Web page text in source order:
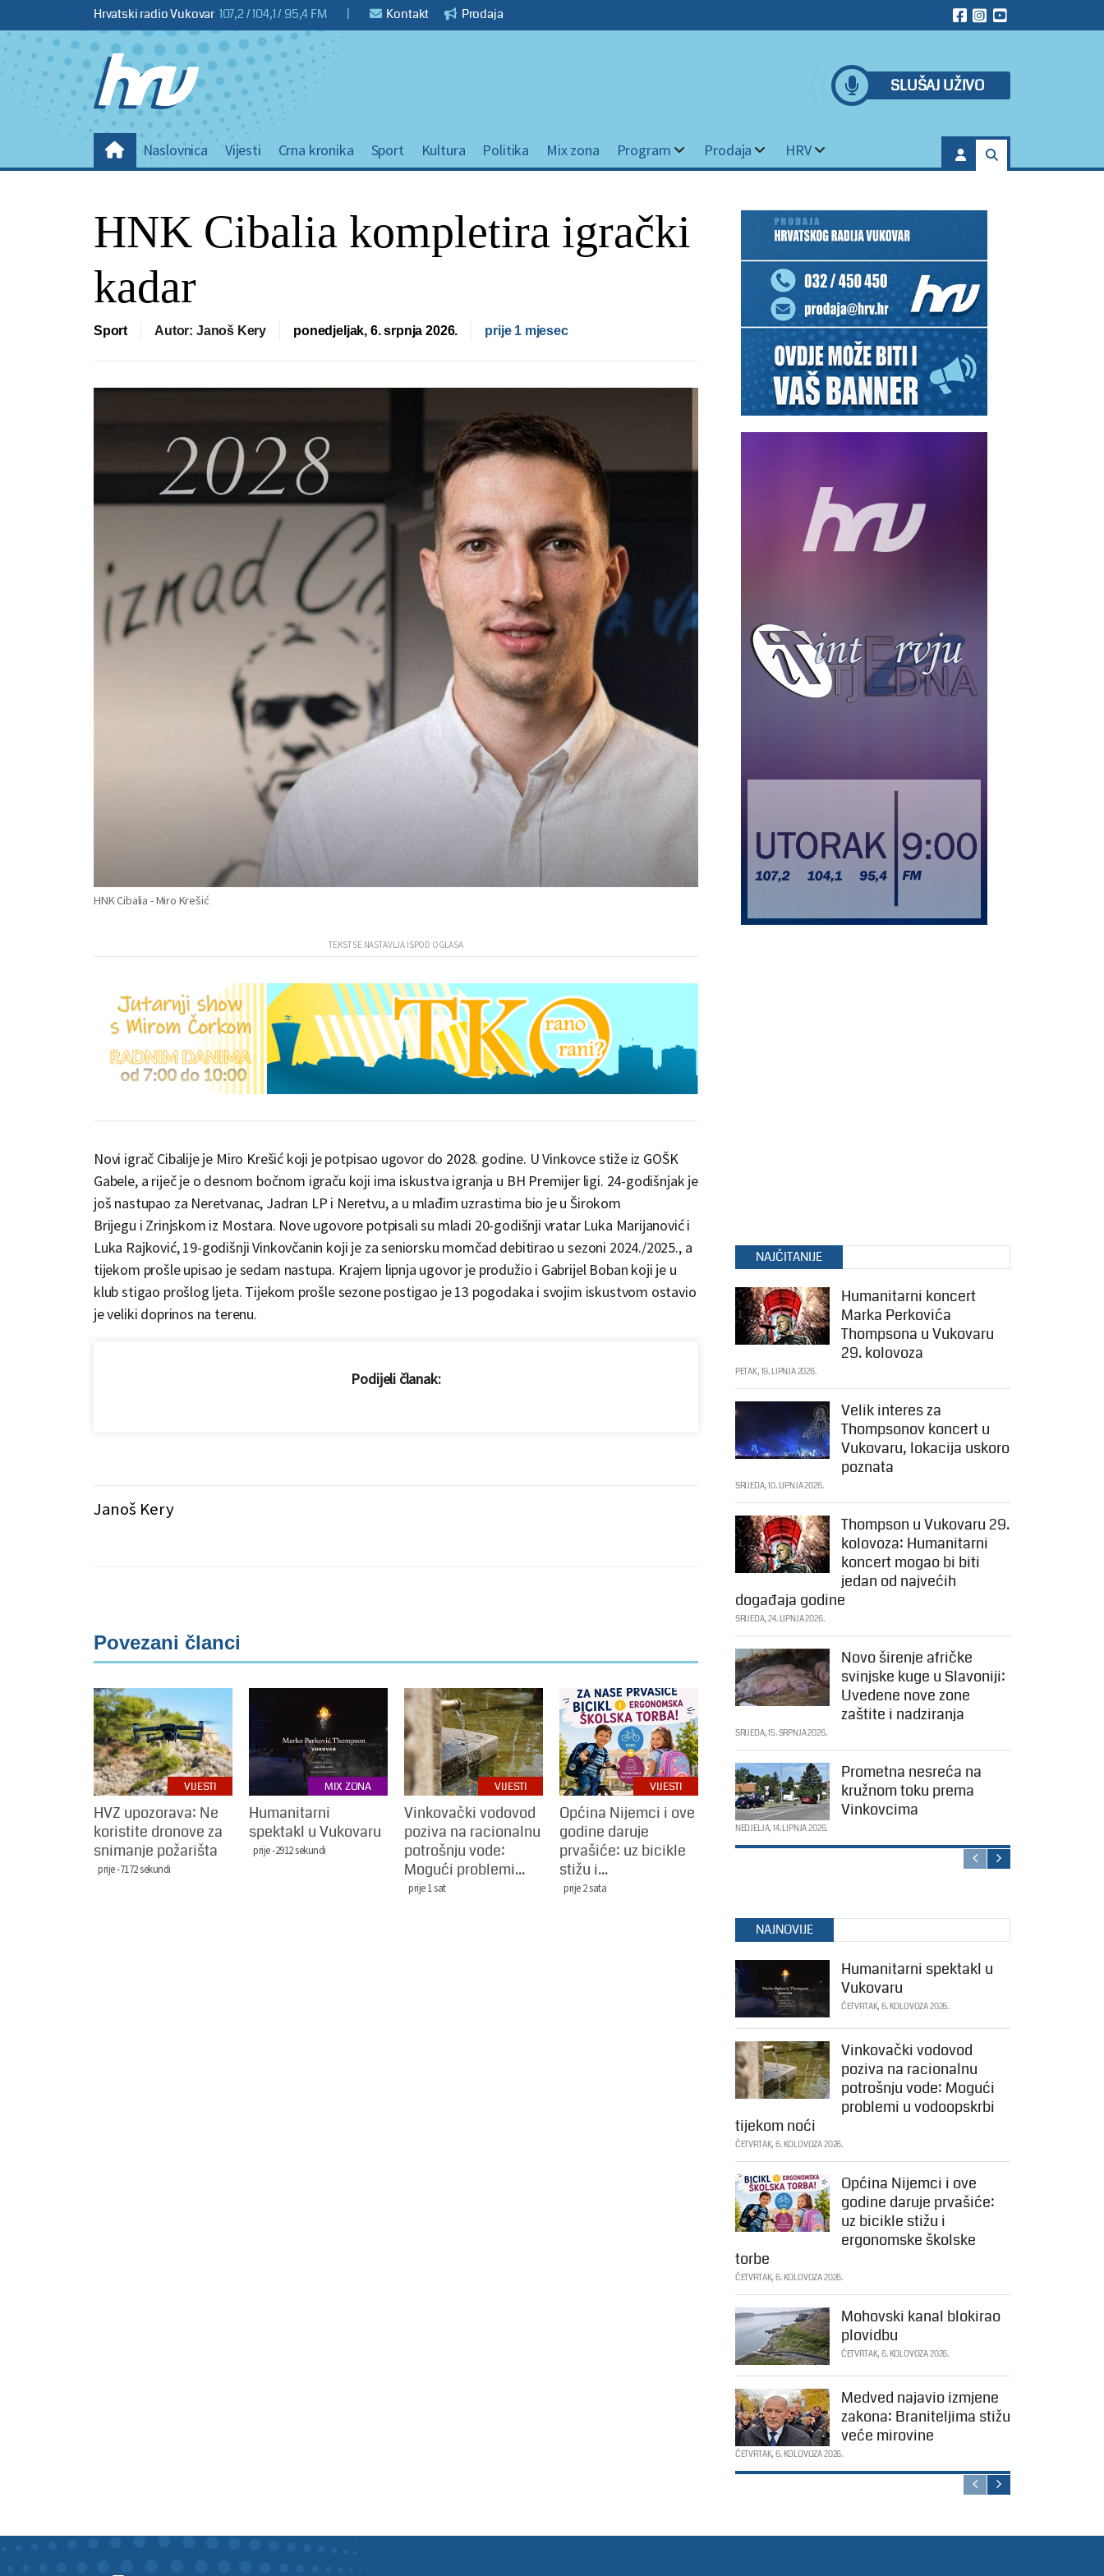
Hrvatski radio Vukovar 107,2 / 104,1 / 95,4 FM | Kontakt Prodaja
SLUŠAJ UŽIVO
Naslovnica Vijesti Crna kronika Sport Kultura Politika Mix zona Program Prodaja HRV
HNK Cibalia kompletira igrački
kadar
Sport Autor: Janoš Kery ponedjeljak, 6. srpnja 2026. prije 1 mjesec
HNK Cibalia - Miro Krešić
Novi igrač Cibalije je Miro Krešić koji je potpisao ugovor do 2028. godine. U Vinkovce stiže iz GOŠK
Gabele, a riječ je o desnom bočnom igraču koji ima iskustva igranja u BH Premijer ligi. 24-godišnjak je
još nastupao za Neretvanac, Jadran LP i Neretvu, a u mlađim uzrastima bio je u Širokom
Brijegu i Zrinjskom iz Mostara. Nove ugovore potpisali su mladi 20-godišnji vratar Luka Marijanović i
Luka Rajković, 19-godišnji Vinkovčanin koji je za seniorsku momčad debitirao u sezoni 2024./2025., a
tijekom prošle upisao je sedam nastupa. Krajem lipnja ugovor je produžio i Gabrijel Boban koji je u
klub stigao prošlog ljeta. Tijekom prošle sezone postigao je 13 pogodaka i svojim iskustvom ostavio
je veliki doprinos na terenu.
Podijeli članak:
Janoš Kery
Povezani članci
VIJESTI
HVZ upozorava: Ne
koristite dronove za
snimanje požarišta
prije -7172 sekundi
MIX ZONA
Humanitarni
spektakl u Vukovaru
prije -2912 sekundi
VIJESTI
Vinkovački vodovod
poziva na racionalnu
potrošnju vode:
Mogući problemi...
prije 1 sat
VIJESTI
Općina Nijemci i ove
godine daruje
prvašiće: uz bicikle
stižu i...
prije 2 sata
NAJČITANIJE
Humanitarni koncert
Marka Perkovića
Thompsona u Vukovaru
29. kolovoza
PETAK, 19. LIPNJA 2026.
Velik interes za
Thompsonov koncert u
Vukovaru, lokacija uskoro
poznata
SRIJEDA, 10. LIPNJA 2026.
Thompson u Vukovaru 29.
kolovoza: Humanitarni
koncert mogao bi biti
jedan od najvećih
događaja godine
SRIJEDA, 24. LIPNJA 2026.
Novo širenje afričke
svinjske kuge u Slavoniji:
Uvedene nove zone
zaštite i nadziranja
SRIJEDA, 15. SRPNJA 2026.
Prometna nesreća na
kružnom toku prema
Vinkovcima
NEDJELJA, 14. LIPNJA 2026.
NAJNOVIJE
Humanitarni spektakl u
Vukovaru
ČETVRTAK, 6. KOLOVOZA 2026.
Vinkovački vodovod
poziva na racionalnu
potrošnju vode: Mogući
problemi u vodoopskrbi
tijekom noći
ČETVRTAK, 6. KOLOVOZA 2026.
Općina Nijemci i ove
godine daruje prvašiće:
uz bicikle stižu i
ergonomske školske
torbe
ČETVRTAK, 6. KOLOVOZA 2026.
Mohovski kanal blokirao
plovidbu
ČETVRTAK, 6. KOLOVOZA 2026.
Medved najavio izmjene
zakona: Braniteljima stižu
veće mirovine
ČETVRTAK, 6. KOLOVOZA 2026.